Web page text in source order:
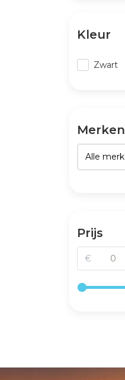
Kleur
Zwart
Merken
Prijs
€